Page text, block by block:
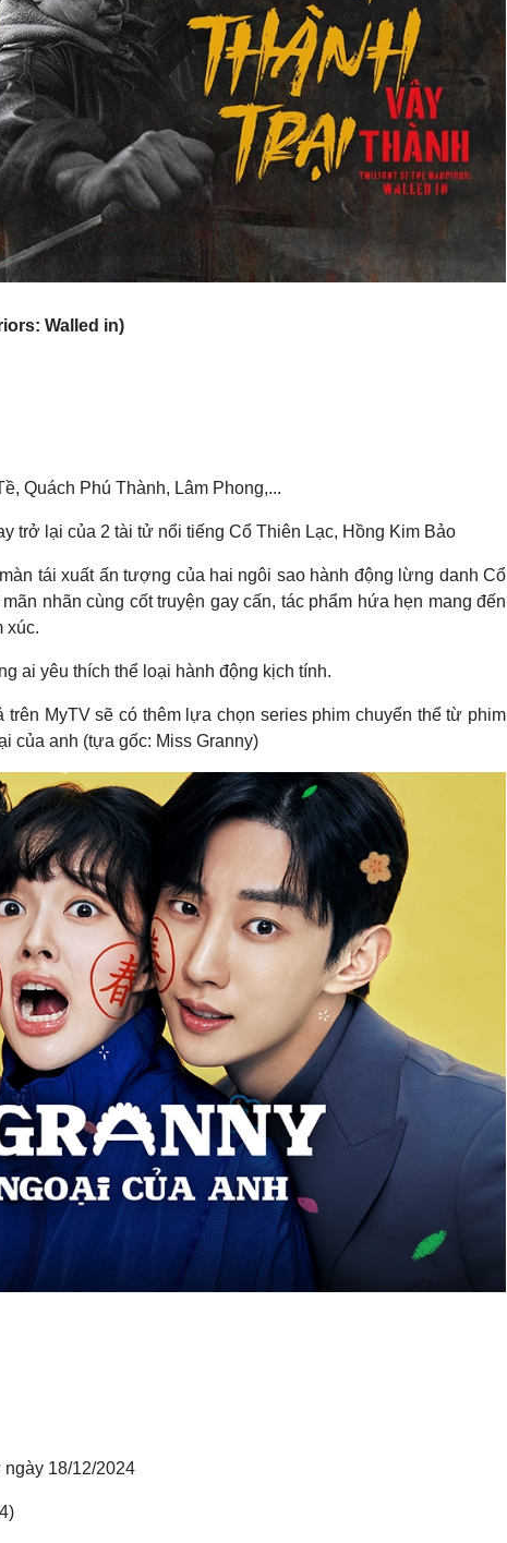
Walled in)
Quách Phú Thành, Lâm Phong,...
trở lại của 2 tài tử nổi tiếng Cổ Thiên Lạc, Hồng Kim Bảo
tái xuất ấn tượng của hai ngôi sao hành động lừng danh Cổ
nhãn cùng cốt truyện gay cấn, tác phẩm hứa hẹn mang đến
xúc.
ai yêu thích thể loại hành động kịch tính.
MyTV sẽ có thêm lựa chọn series phim chuyển thể từ phim
của anh (tựa gốc: Miss Granny)
ngày 18/12/2024